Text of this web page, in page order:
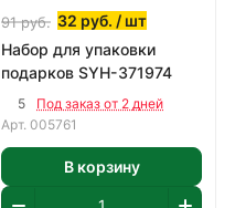
91руб. 32 руб. / шт
Набор для упаковки
подарков SYH-371974
5
Под заказ от 2 дней
Арт. 005761
В корзину